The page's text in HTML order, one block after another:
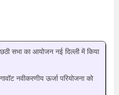
छठी सभा का आयोजन नई दिल्ली में किया
नवीकरणीय ऊर्जा परियोजना को